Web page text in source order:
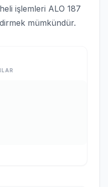
işlemleri ALO 187
mümkündür.